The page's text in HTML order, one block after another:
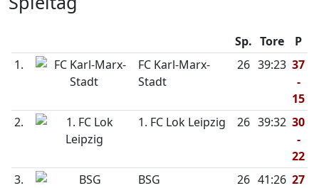
Sp. Tore
P
1.
FC Karl-Marx-
Stadt
26 39:23 37
-
15
2.
1. FC Lok Leipzig 26 39:32 30
-
22
3.
BSG
26 41:26 27